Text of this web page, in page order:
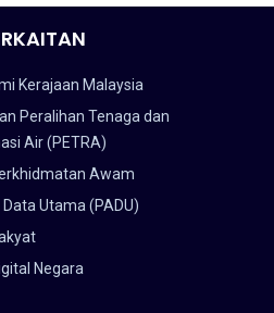
Kerajaan Malaysia
Peralihan Tenaga dan
Air (PETRA)
Awam
Utama (PADU)
Negara